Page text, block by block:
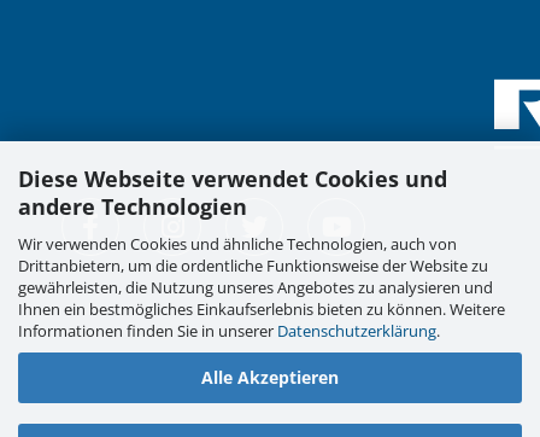
Diese Webseite verwendet Cookies und
andere Technologien
Wir verwenden Cookies und ähnliche Technologien, auch von
Drittanbietern, um die ordentliche Funktionsweise der Website zu
gewährleisten, die Nutzung unseres Angebotes zu analysieren und
Ihnen ein bestmögliches Einkaufserlebnis bieten zu können. Weitere
Informationen finden Sie in unserer Datenschutzerklärung.
Alle Akzeptieren